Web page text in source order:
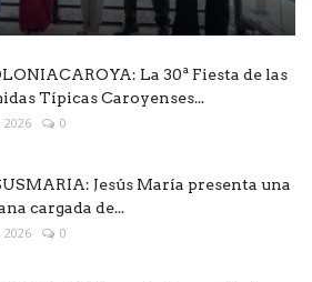
La 30ª Fiesta de las
Típicas Caroyenses...
2026 0
Jesús María presenta una
cargada de...
2026 0